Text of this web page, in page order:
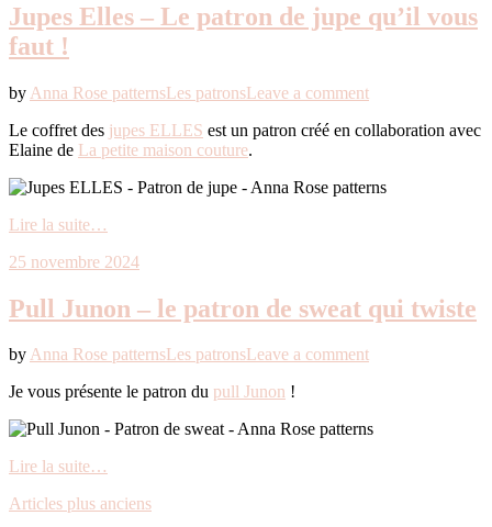
Jupes Elles – Le patron de jupe qu’il vous
faut !
by Anna Rose patternsLes patronsLeave a comment
Le coffret des jupes ELLES est un patron créé en collaboration avec
Elaine de La petite maison couture.
Lire la suite…
25 novembre 2024
Pull Junon – le patron de sweat qui twiste
byAnna Rose patternsLes patronsLeave a comment
Je vous présente le patron du pull Junon !
Lire la suite…
Articles plus anciens